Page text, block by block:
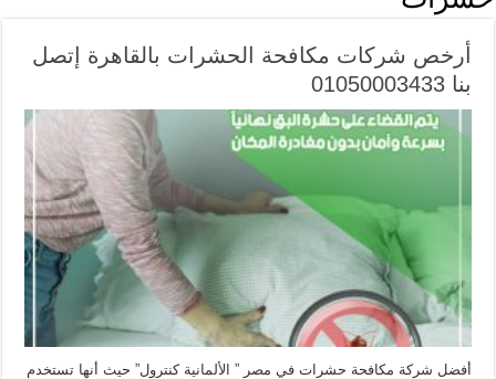
أرخص شركات مكافحة الحشرات بالقاهرة إتصل
بنا 01050003433
أفضل شركة مكافحة حشرات في مصر ” الألمانية كنترول” حيث أنها تستخدم